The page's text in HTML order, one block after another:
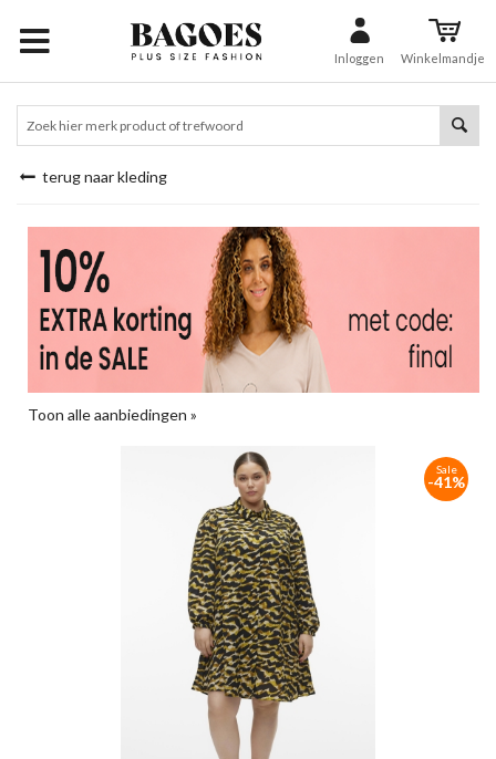
Inloggen Winkelmandje
terug naar kleding
Toon alle aanbiedingen »
Sale
-41%